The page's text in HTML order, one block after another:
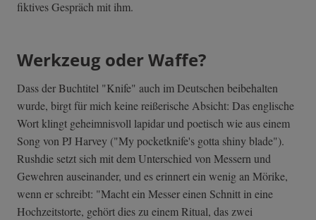
fiktives Gespräch mit ihm.
Werkzeug oder Waffe?
Dass der Buchtitel "Knife" auch im Deutschen beibehalten
wurde, birgt für mich keine reißerische Absicht: Das englische
Wort klingt geheimnisvoll lapidar und poetisch wie aus einem
Song von PJ Harvey ("My pocketknife's gotta shiny blade").
Rushdie setzt sich mit dem Unterschied von Messern und
Gewehren auseinander, und es erinnert ein wenig an Mörike,
wenn er schreibt: "Macht ein Messer einen Schnitt in eine
Hochzeitstorte, gehört dies zu einem Ritual, das zwei